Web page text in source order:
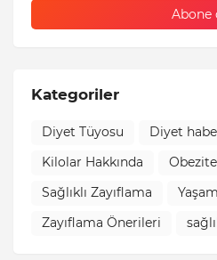
Kategoriler
Diyet Tüyosu Diyet
Kilolar Hakkında
Obezite
Sağlıklı Zayıflama
Yaşam
Zayıflama Önerileri